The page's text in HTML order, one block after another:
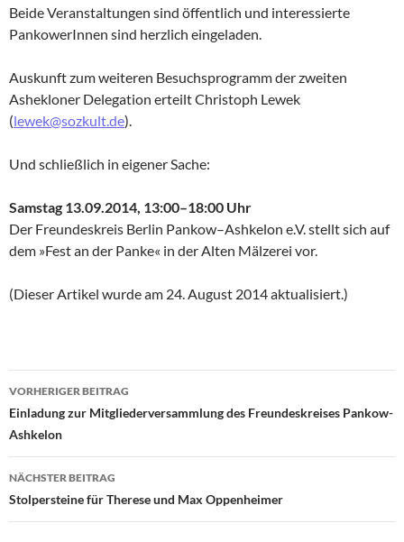
Beide Veranstaltungen sind öffentlich und interessierte
PankowerInnen sind herzlich eingeladen.
Auskunft zum weiteren Besuchsprogramm der zweiten
Ashekloner Delegation erteilt Christoph Lewek
(lewek@sozkult.de).
Und schließlich in eigener Sache:
Samstag 13.09.2014, 13:00–18:00 Uhr
Der Freundeskreis Berlin Pankow–Ashkelon e.V. stellt sich auf
dem »Fest an der Panke« in der Alten Mälzerei vor.
(Dieser Artikel wurde am 24. August 2014 aktualisiert.)
Beitragsnavigation
VORHERIGER BEITRAG
Einladung zur Mitgliederversammlung des Freundeskreises Pankow-
Ashkelon
NÄCHSTER BEITRAG
Stolpersteine für Therese und Max Oppenheimer